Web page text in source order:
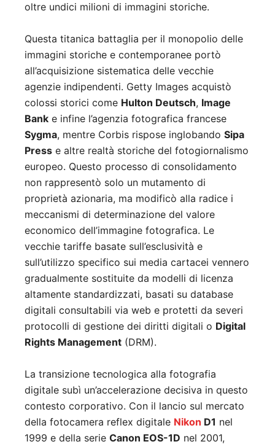
oltre undici milioni di immagini storiche.
Questa titanica battaglia per il monopolio delle
immagini storiche e contemporanee portò
all’acquisizione sistematica delle vecchie
agenzie indipendenti. Getty Images acquistò
colossi storici come Hulton Deutsch, Image
Bank e infine l’agenzia fotografica francese
Sygma, mentre Corbis rispose inglobando Sipa
Press e altre realtà storiche del fotogiornalismo
europeo. Questo processo di consolidamento
non rappresentò solo un mutamento di
proprietà azionaria, ma modificò alla radice i
meccanismi di determinazione del valore
economico dell’immagine fotografica. Le
vecchie tariffe basate sull’esclusività e
sull’utilizzo specifico sui media cartacei vennero
gradualmente sostituite da modelli di licenza
altamente standardizzati, basati su database
digitali consultabili via web e protetti da severi
protocolli di gestione dei diritti digitali o Digital
Rights Management (DRM).
La transizione tecnologica alla fotografia
digitale subì un’accelerazione decisiva in questo
contesto corporativo. Con il lancio sul mercato
della fotocamera reflex digitale Nikon D1 nel
1999 e della serie Canon EOS-1D nel 2001,